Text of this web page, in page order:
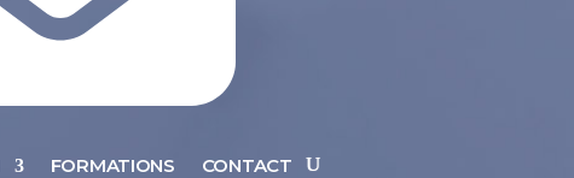
FORMATIONS CONTACT